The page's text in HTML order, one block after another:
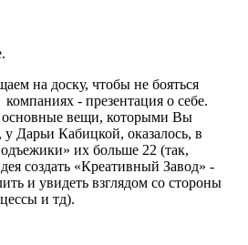
на доску, чтобы не бояться
компаниях - презентация о себе.
вещи, которыми Вы
Дарьи Кабицкой, оказалось, в
их больше 22 (так,
создать «Креативный Завод» -
и увидеть взглядом со стороны
и тд).